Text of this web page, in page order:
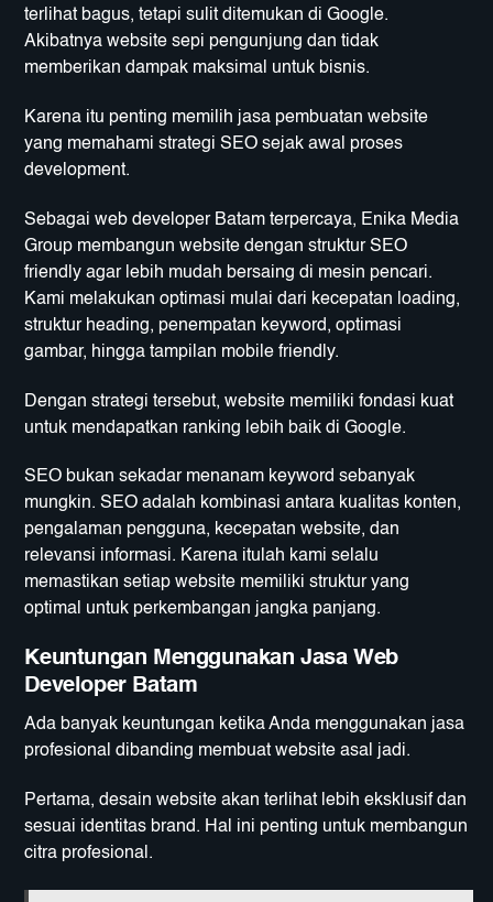
terlihat bagus, tetapi sulit ditemukan di Google.
Akibatnya website sepi pengunjung dan tidak
memberikan dampak maksimal untuk bisnis.
Karena itu penting memilih jasa pembuatan website
yang memahami strategi SEO sejak awal proses
development.
Sebagai web developer Batam terpercaya, Enika Media
Group membangun website dengan struktur SEO
friendly agar lebih mudah bersaing di mesin pencari.
Kami melakukan optimasi mulai dari kecepatan loading,
struktur heading, penempatan keyword, optimasi
gambar, hingga tampilan mobile friendly.
Dengan strategi tersebut, website memiliki fondasi kuat
untuk mendapatkan ranking lebih baik di Google.
SEO bukan sekadar menanam keyword sebanyak
mungkin. SEO adalah kombinasi antara kualitas konten,
pengalaman pengguna, kecepatan website, dan
relevansi informasi. Karena itulah kami selalu
memastikan setiap website memiliki struktur yang
optimal untuk perkembangan jangka panjang.
Keuntungan Menggunakan Jasa Web
Developer Batam
Ada banyak keuntungan ketika Anda menggunakan jasa
profesional dibanding membuat website asal jadi.
Pertama, desain website akan terlihat lebih eksklusif dan
sesuai identitas brand. Hal ini penting untuk membangun
citra profesional.